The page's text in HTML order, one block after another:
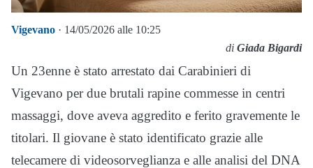
Vigevano · 14/05/2026 alle 10:25
di Giada Bigardi
Un 23enne è stato arrestato dai Carabinieri di
Vigevano per due brutali rapine commesse in centri
massaggi, dove aveva aggredito e ferito gravemente le
titolari. Il giovane è stato identificato grazie alle
telecamere di videosorveglianza e alle analisi del DNA